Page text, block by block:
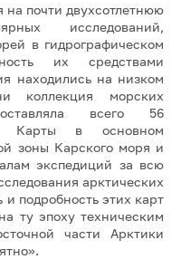
почти двухсотлетнюю
исследований,
в гидрографическом
их средствами
находились на низком
коллекция морских
всего 56
Карты в основном
зоны Карского моря и
экспедиций за всю
арктических
подробность этих карт
ту эпоху техническим
части Арктики